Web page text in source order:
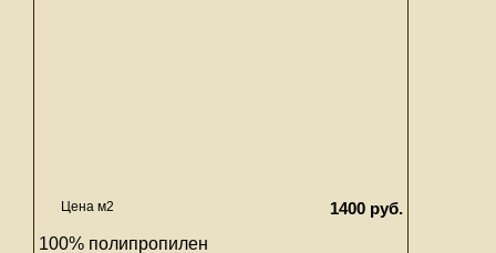
Цена м2
1400 руб.
100% полипропилен